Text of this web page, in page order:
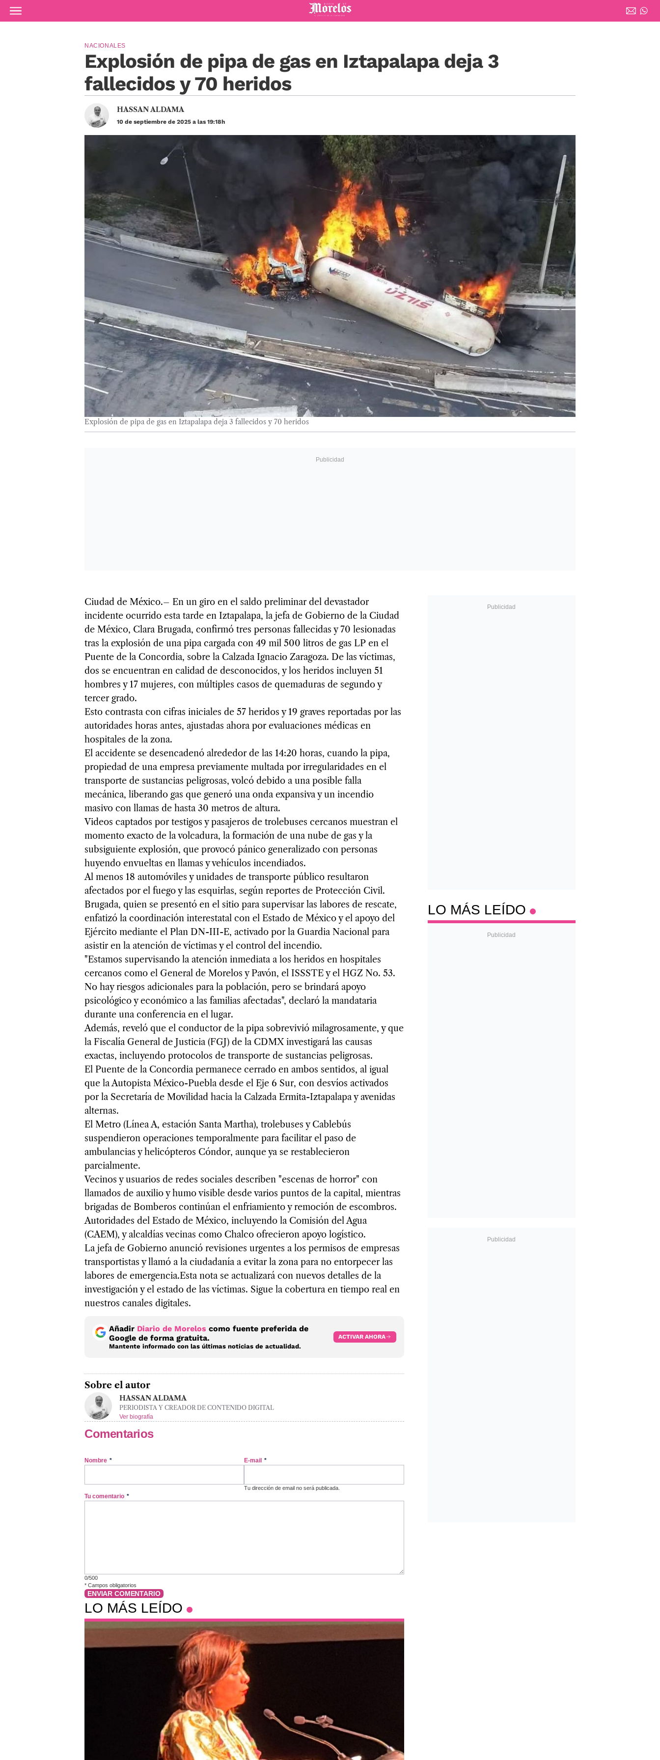
Ir al contenido principal
Diario de Morelos
Explosión de pipa de gas en Iztapalapa deja 3
fallecidos y 70 heridos
NACIONALES
HASSAN ALDAMA
10 de septiembre de 2025 a las 19:18h
Explosión de pipa de gas en Iztapalapa deja 3 fallecidos y 70 heridos
Ciudad de México.– En un giro en el saldo preliminar del devastador
incidente ocurrido esta tarde en Iztapalapa, la jefa de Gobierno de la Ciudad
de México, Clara Brugada, confirmó tres personas fallecidas y 70 lesionadas
tras la explosión de una pipa cargada con 49 mil 500 litros de gas LP en el
Puente de la Concordia, sobre la Calzada Ignacio Zaragoza. De las víctimas,
dos se encuentran en calidad de desconocidos, y los heridos incluyen 51
hombres y 17 mujeres, con múltiples casos de quemaduras de segundo y
tercer grado.
Esto contrasta con cifras iniciales de 57 heridos y 19 graves reportadas por las
autoridades horas antes, ajustadas ahora por evaluaciones médicas en
hospitales de la zona.
El accidente se desencadenó alrededor de las 14:20 horas, cuando la pipa,
propiedad de una empresa previamente multada por irregularidades en el
transporte de sustancias peligrosas, volcó debido a una posible falla
mecánica, liberando gas que generó una onda expansiva y un incendio
masivo con llamas de hasta 30 metros de altura.
Videos captados por testigos y pasajeros de trolebuses cercanos muestran el
momento exacto de la volcadura, la formación de una nube de gas y la
subsiguiente explosión, que provocó pánico generalizado con personas
huyendo envueltas en llamas y vehículos incendiados.
Al menos 18 automóviles y unidades de transporte público resultaron
afectados por el fuego y las esquirlas, según reportes de Protección Civil.
Brugada, quien se presentó en el sitio para supervisar las labores de rescate,
enfatizó la coordinación interestatal con el Estado de México y el apoyo del
Ejército mediante el Plan DN-III-E, activado por la Guardia Nacional para
asistir en la atención de víctimas y el control del incendio.
"Estamos supervisando la atención inmediata a los heridos en hospitales
cercanos como el General de Morelos y Pavón, el ISSSTE y el HGZ No. 53.
No hay riesgos adicionales para la población, pero se brindará apoyo
psicológico y económico a las familias afectadas", declaró la mandataria
durante una conferencia en el lugar.
Además, reveló que el conductor de la pipa sobrevivió milagrosamente, y que
la Fiscalía General de Justicia (FGJ) de la CDMX investigará las causas
exactas, incluyendo protocolos de transporte de sustancias peligrosas.
El Puente de la Concordia permanece cerrado en ambos sentidos, al igual
que la Autopista México-Puebla desde el Eje 6 Sur, con desvíos activados
por la Secretaría de Movilidad hacia la Calzada Ermita-Iztapalapa y avenidas
alternas.
El Metro (Línea A, estación Santa Martha), trolebuses y Cablebús
suspendieron operaciones temporalmente para facilitar el paso de
ambulancias y helicópteros Cóndor, aunque ya se restablecieron
parcialmente.
Vecinos y usuarios de redes sociales describen "escenas de horror" con
llamados de auxilio y humo visible desde varios puntos de la capital, mientras
brigadas de Bomberos continúan el enfriamiento y remoción de escombros.
Autoridades del Estado de México, incluyendo la Comisión del Agua
(CAEM), y alcaldías vecinas como Chalco ofrecieron apoyo logístico.
La jefa de Gobierno anunció revisiones urgentes a los permisos de empresas
transportistas y llamó a la ciudadanía a evitar la zona para no entorpecer las
labores de emergencia.Esta nota se actualizará con nuevos detalles de la
investigación y el estado de las víctimas. Sigue la cobertura en tiempo real en
nuestros canales digitales.
Añadir Diario de Morelos como fuente preferida de
Google de forma gratuita.
Mantente informado con las últimas noticias de actualidad.
ACTIVAR AHORA
Sobre el autor
HASSAN ALDAMA
PERIODISTA Y CREADOR DE CONTENIDO DIGITAL
Ver biografía
Comentarios
Nombre * E-mail *
Tu dirección de email no será publicada.
Tu comentario *
0/500
* Campos obligatorios
ENVIAR COMENTARIO
LO MÁS LEÍDO
LO MÁS LEÍDO